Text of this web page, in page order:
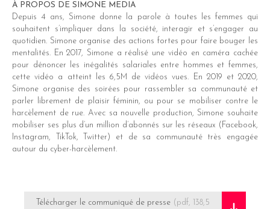
À PROPOS DE SIMONE MEDIA
Depuis 4 ans, Simone donne la parole à toutes les femmes qui
souhaitent s’impliquer dans la société, interagir et s’engager au
quotidien. Simone organise des actions fortes pour faire bouger les
mentalités. En 2017, Simone a réalisé une vidéo en caméra cachée
pour dénoncer les inégalités salariales entre hommes et femmes,
cette vidéo a atteint les 6,5M de vidéos vues. En 2019 et 2020,
Simone organise des soirées pour rassembler sa communauté et
parler librement de plaisir féminin, ou pour se mobiliser contre le
harcèlement de rue. Avec sa nouvelle production, Simone souhaite
mobiliser ses plus d’un million d’abonnés sur les réseaux (Facebook,
Instagram, TikTok, Twitter) et de sa communauté très engagée
autour du cyber-harcèlement.
Télécharger le communiqué de presse (pdf, 138,5